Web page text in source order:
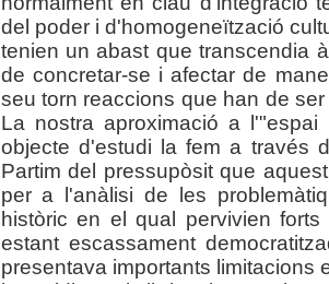
del poder i d'homogeneïtzació
tenien un abast que transcendia
de concretar-se i afectar de
seu torn reaccions que han de
La nostra aproximació a
objecte d'estudi la fem a través
Partim del pressupòsit que
per a l'anàlisi de les
històric en el qual pervivien
estant escassament
presentava importants limitacions